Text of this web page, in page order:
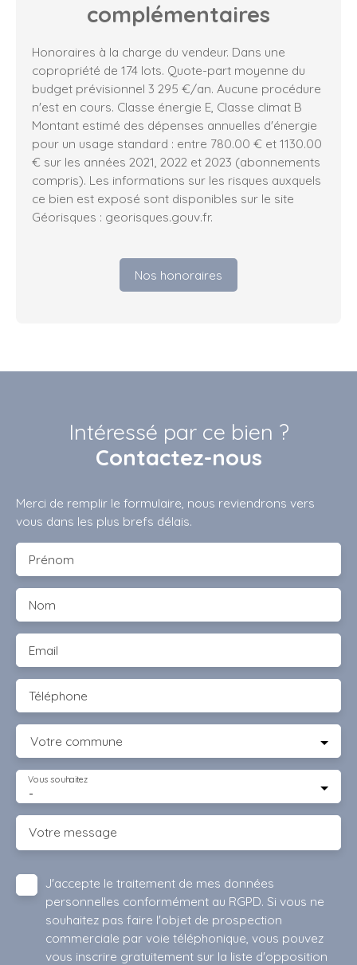
complémentaires
Honoraires à la charge du vendeur. Dans une
copropriété de 174 lots. Quote-part moyenne du
budget prévisionnel 3 295 €/an. Aucune procédure
n'est en cours. Classe énergie E, Classe climat B
Montant estimé des dépenses annuelles d'énergie
pour un usage standard : entre 780.00 € et 1130.00
€ sur les années 2021, 2022 et 2023 (abonnements
compris). Les informations sur les risques auxquels
ce bien est exposé sont disponibles sur le site
Géorisques : georisques.gouv.fr.
Nos honoraires
Intéressé par ce bien ?
Contactez-nous
Merci de remplir le formulaire, nous reviendrons vers
vous dans les plus brefs délais.
Prénom
Nom
Email
Téléphone
Votre commune
-
Vous souhaitez
Votre message
J'accepte le traitement de mes données
personnelles conformément au RGPD. Si vous ne
souhaitez pas faire l'objet de prospection
commerciale par voie téléphonique, vous pouvez
vous inscrire gratuitement sur la liste d'opposition